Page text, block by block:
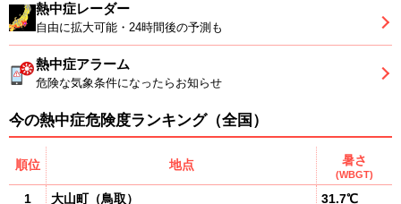
熱中症レーダー
自由に拡大可能・24時間後の予測も
熱中症アラーム
危険な気象条件になったらお知らせ
今の熱中症危険度ランキング（全国）
順位 地点 暑さ
(WBGT)
1 大山町（鳥取） 31.7℃